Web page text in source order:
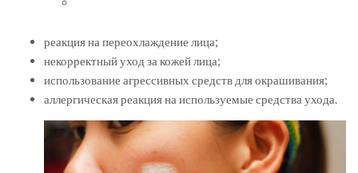
реакция на переохлаждение лица;
некорректный уход за кожей лица;
использование агрессивных средств для окрашивания;
аллергическая реакция на используемые средства ухода.